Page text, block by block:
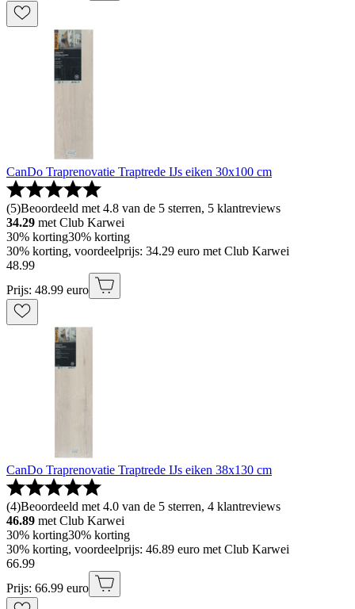
CanDo Traprenovatie Traptrede IJs eiken 30x100 cm
(5)Beoordeeld met 4.8 van de 5 sterren, 5 klantreviews
34.29 met Club Karwei
30% korting30% korting
30% korting, voordeelprijs: 34.29 euro met Club Karwei
48.99
Prijs: 48.99 euro
CanDo Traprenovatie Traptrede IJs eiken 38x130 cm
(4)Beoordeeld met 4.0 van de 5 sterren, 4 klantreviews
46.89 met Club Karwei
30% korting30% korting
30% korting, voordeelprijs: 46.89 euro met Club Karwei
66.99
Prijs: 66.99 euro